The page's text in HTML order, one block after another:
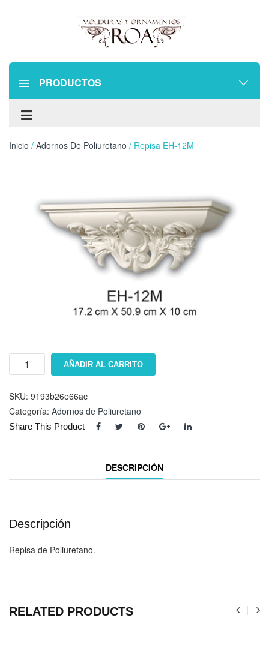
PRODUCTOS
Inicio / Adornos De Poliuretano / Repisa EH-12M
Repisa
cantidad
AÑADIR AL CARRITO
SKU: 9193b26e66ac
Categoría: Adornos de Poliuretano
Share This Product
DESCRIPCIÓN
Descripción
Repisa de Poliuretano.
RELATED PRODUCTS